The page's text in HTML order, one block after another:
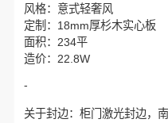
风格：意式轻奢风
定制：18mm厚杉木实心板
面积：234平
造价：22.8W
-
关于封边：柜门激光封边，